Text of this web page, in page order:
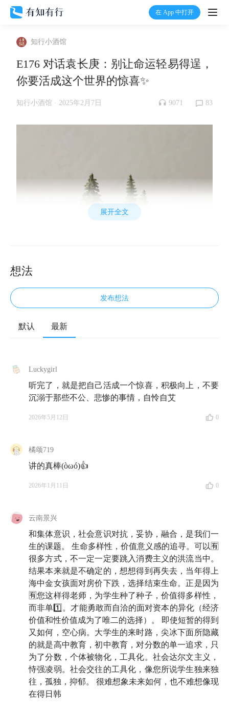
在 App 中打开
打
有知
加入我们
知行小酒馆
E176 对话袁长庚：别让命运轻易得逞，
你要活成这个世界的惊喜✨
知行小酒馆 · 2025年2月7日 9071 83
🦎 欢迎来到《知行小酒馆》，这是一档由知有行出品
我是雨白。
新春快乐！今天这一期节目，来自我元旦假期的一次特
别出行，我去昆明拜访了云南大学人类学教授袁长庚老
。袁老师在看理想 App 上开设了一门名字特别有趣
我很喜欢他在开篇关于「指南」这两个字的表述。他
说，指南的意思更像是野外求生手册，预先设定了最无
力、最狼狈的条件，于是只能先安顿下来，不作他想，
野兽吃掉。至于其他的事，往后再说。
这段话给我留下了深刻的印象。于是，我决定抓住假期
的机会，去昆明和他好好聊一聊。
我们是在云南大学翠湖校区旁的一家小咖啡馆，进行的
这场长达四个小时的漫谈，由于时间关系，我们忍痛精
剪成了两个小时的版本。我们从中国的东北角聊到中国
西南角，我们从东北人的四处迁徙聊到为什么 00 后会
喜欢东北文艺复兴，我们探讨现在的教育，尤其是大学
教育到底出了什么问题，以及我们又该如何在这样的时
代自处。和他对话完，我感觉自己的内心都被滋养了。
这也是我想把这期节目在开年放送给你的原因。
希望今天这期对话，能为你带来启发，帮助你在新的一
展开全文
想法
发布想法
默认 最新
Luckygirl
听完了，就是把自己活成一个惊喜，积极向上，不要
沉溺于那些不公、悲惨的事情，自怜自艾
2026年5月12日 0
橘颂719
讲的真棒(òωó)👍
2026年1月11日 0
云南景兴
和集体意识，社会意识对抗，妥协，融合，是我们一
生的课题。 生命多样性，价值意义感的追寻。可以🈶
很多方式，不一定一定要跳入消费主义的洪流当中。
结果本来就是不确定的，想想得到再失去，当年得上
海中金女孩面对房价下跌，选择结束生命。正是因为
🈶您这样得老师，为学生种了种子，价值得多样性，
而非单1️⃣。才能勇敢而自洽的面对资本的异化（经济
价值和性价值成为了唯二的选择）。 即使短暂的得到
又如何，空心病。大学生的来时路，尖冰下面所隐藏
的就是高中教育，初中教育，对分数的单一追求，只
为了分数，个体被物化，工具化。社会达尔文主义，
恃强凌弱。社会交往的工具化，像您所说学生独来独
往，孤独，抑郁。 很难想象未来如何，也不难想像现
在得日韩